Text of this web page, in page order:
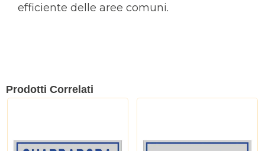
efficiente delle aree comuni.
Prodotti Correlati